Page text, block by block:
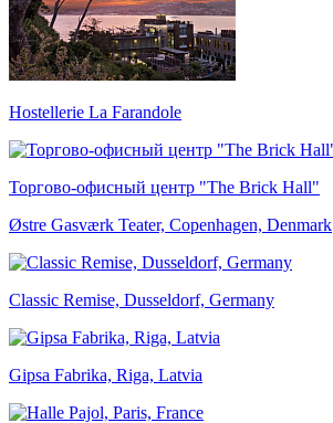
Hostellerie La Farandole
Торгово-офисный центр "The Brick Hall"
Østre Gasværk Teater, Copenhagen, Denmark
Classic Remise, Dusseldorf, Germany
Gipsa Fabrika, Riga, Latvia